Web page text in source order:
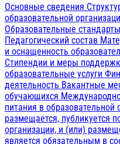
Основные сведения
образовательной
Образовательные
Педагогический состав
и оснащенность
Стипендии и меры
образовательные услуги
деятельность Вакантные
обучающихся
питания в образовательной
размещается, публикуется
организации, и (или)
является обязательным в